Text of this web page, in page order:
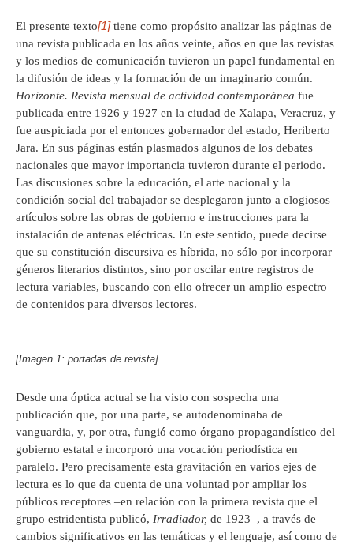
El presente texto[1]tiene como propósito analizar las páginas de
una revista publicada en los años veinte, años en que las revistas
y los medios de comunicación tuvieron un papel fundamental en
la difusión de ideas y la formación de un imaginario común.
Horizonte. Revista mensual de actividad contemporánea fue
publicada entre 1926 y 1927 en la ciudad de Xalapa, Veracruz, y
fue auspiciada por el entonces gobernador del estado, Heriberto
Jara. En sus páginas están plasmados algunos de los debates
nacionales que mayor importancia tuvieron durante el periodo.
Las discusiones sobre la educación, el arte nacional y la
condición social del trabajador se desplegaron junto a elogiosos
artículos sobre las obras de gobierno e instrucciones para la
instalación de antenas eléctricas. En este sentido, puede decirse
que su constitución discursiva es híbrida, no sólo por incorporar
géneros literarios distintos, sino por oscilar entre registros de
lectura variables, buscando con ello ofrecer un amplio espectro
de contenidos para diversos lectores.
[Imagen 1: portadas de revista]
Desde una óptica actual se ha visto con sospecha una
publicación que, por una parte, se autodenominaba de
vanguardia, y, por otra, fungió como órgano propagandístico del
gobierno estatal e incorporó una vocación periodística en
paralelo. Pero precisamente esta gravitación en varios ejes de
lectura es lo que da cuenta de una voluntad por ampliar los
públicos receptores –en relación con la primera revista que el
grupo estridentista publicó, Irradiador, de 1923–, a través de
cambios significativos en las temáticas y el lenguaje, así como de